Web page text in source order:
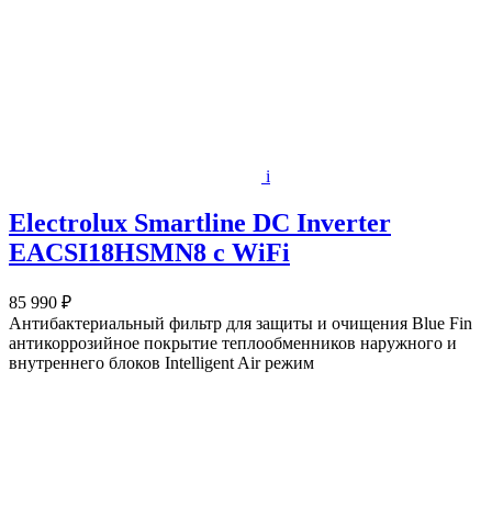
i
Electrolux Smartline DC Inverter
EACSI18HSMN8 c WiFi
85 990 ₽
Антибактериальный фильтр для защиты и очищения Blue Fin
антикоррозийное покрытие теплообменников наружного и
внутреннего блоков Intelligent Air режим